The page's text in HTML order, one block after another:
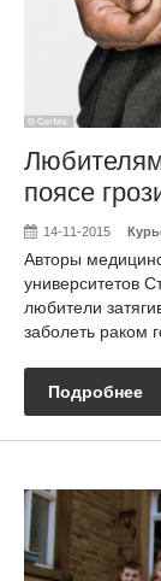
поясе
14-11-2015
Авторы
университетов
любители
заболеть раком
Подробнее